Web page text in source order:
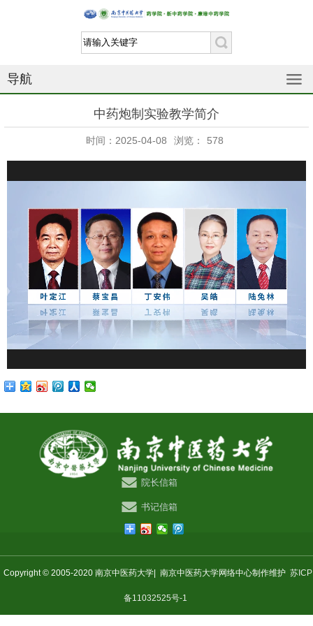
导航
中药炮制实验教学简介
时间：2025-04-08 浏览： 578
院长信箱
书记信箱
Copyright © 2005-2020 南京中医药大学| 南京中医药大学网络中心制作维护 苏ICP
备11032525号-1